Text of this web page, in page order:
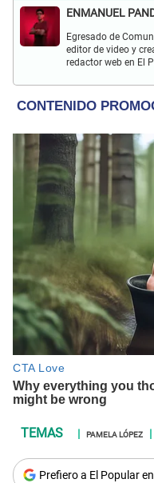
ENMANUEL
Egresado de
editor de video y
redactor web en El
PAMELA LÓPEZ
Prefiero a El Popular